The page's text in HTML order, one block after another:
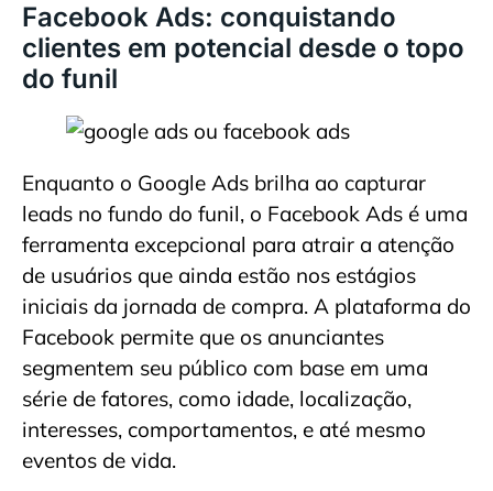
Facebook Ads: conquistando
clientes em potencial desde o topo
do funil
Enquanto o Google Ads brilha ao capturar
leads no fundo do funil, o Facebook Ads é uma
ferramenta excepcional para atrair a atenção
de usuários que ainda estão nos estágios
iniciais da jornada de compra. A plataforma do
Facebook permite que os anunciantes
segmentem seu público com base em uma
série de fatores, como idade, localização,
interesses, comportamentos, e até mesmo
eventos de vida.